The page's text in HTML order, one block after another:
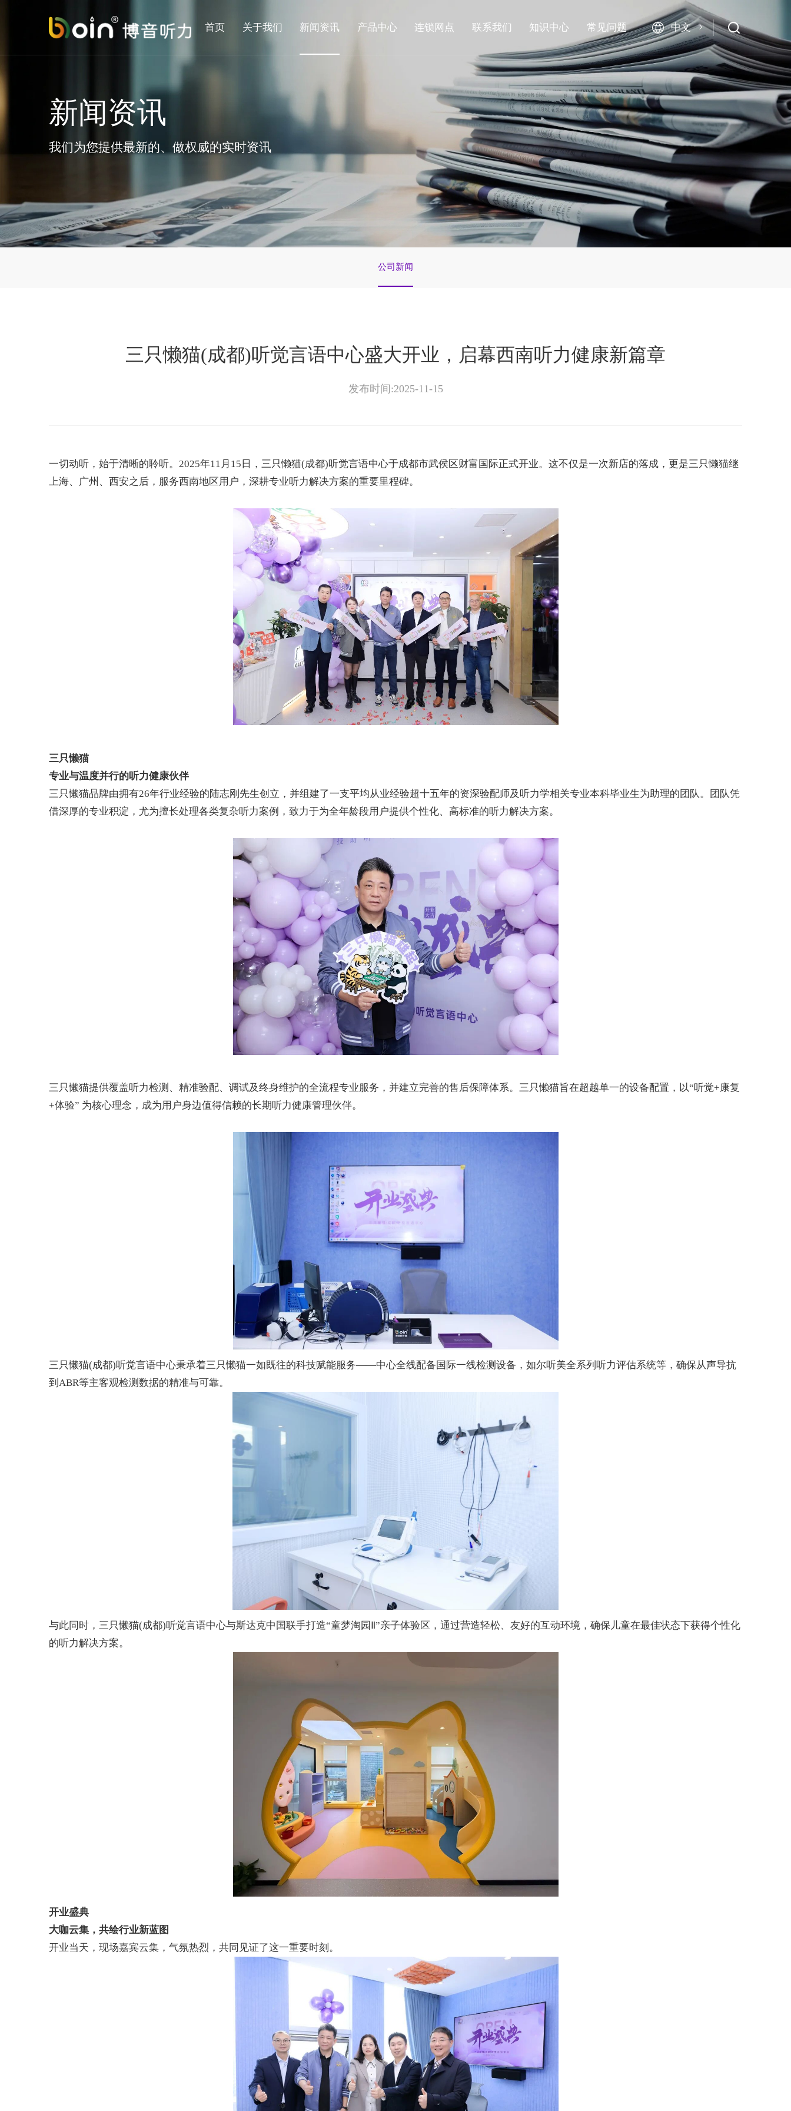
中文
首页 关于我们 新闻资讯 产品中心 连锁网点 联系我们 知识中心 常见问题
新闻资讯
我们为您提供最新的、做权威的实时资讯
公司新闻
三只懒猫(成都)听觉言语中心盛大开业，启幕西南听力健康新篇章
发布时间:2025-11-15
一切动听，始于清晰的聆听。2025年11 月 15 日，三只懒猫(成都)听觉言语中心于成都市武侯区财富国际正式开业。这不仅是一次新店的落成，更是三只懒猫继
上海、广州、西安之后，服务西南地区用户，深耕专业听力解决方案的重要里程碑。
三只懒猫
专业与温度并行的听力健康伙伴
三只懒猫品牌由拥有26年行业经验的陆志刚先生创立，并组建了一支平均从业经验超十五年的资深验配师及听力学相关专业本科毕业生为助理的团队。团队凭
借深厚的专业积淀，尤为擅长处理各类复杂听力案例，致力于为全年龄段用户提供个性化、高标准的听力解决方案。
三只懒猫提供覆盖听力检测、精准验配、调试及终身维护的全流程专业服务，并建立完善的售后保障体系。三只懒猫旨在超越单一的设备配置，以“听觉+康复
+体验” 为核心理念，成为用户身边值得信赖的长期听力健康管理伙伴。
三只懒猫(成都)听觉言语中心秉承着三只懒猫一如既往的科技赋能服务——中心全线配备国际一线检测设备，如尔听美全系列听力评估系统等，确保从声导抗
到ABR等主客观检测数据的精准与可靠。
与此同时，三只懒猫(成都)听觉言语中心与斯达克中国联手打造“童梦淘园 Ⅱ”亲子体验区，通过营造轻松、友好的互动环境，确保儿童在最佳状态下获得个性化
的听力解决方案。
开业盛典
大咖云集，共绘行业新蓝图
开业当天，现场嘉宾云集，气氛热烈，共同见证了这一重要时刻。